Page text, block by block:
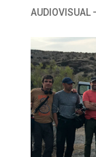
AUDIOVISUAL